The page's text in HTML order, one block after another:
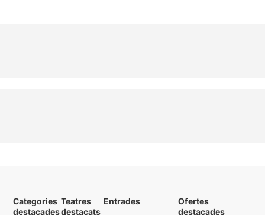
Categories
destacades
Teatres
destacats
Entrades
Ofertes
destacades